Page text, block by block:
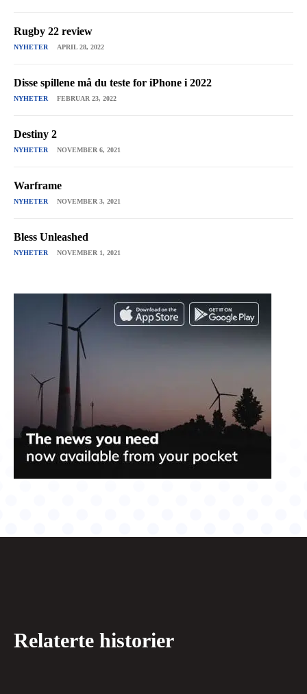
Rugby 22 review
NYHETER APRIL 28, 2022
Disse spillene må du teste for iPhone i 2022
NYHETER FEBRUAR 23, 2022
Destiny 2
NYHETER NOVEMBER 6, 2021
Warframe
NYHETER NOVEMBER 3, 2021
Bless Unleashed
NYHETER NOVEMBER 1, 2021
Relaterte historier